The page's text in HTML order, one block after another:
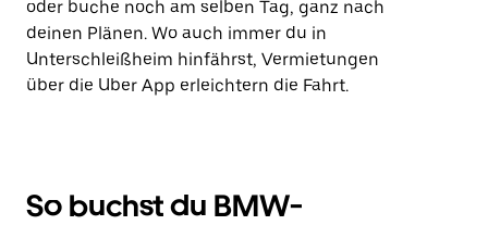
oder buche noch am selben Tag, ganz nach
deinen Plänen. Wo auch immer du in
Unterschleißheim hinfährst, Vermietungen
über die Uber App erleichtern die Fahrt.
So buchst du BMW-